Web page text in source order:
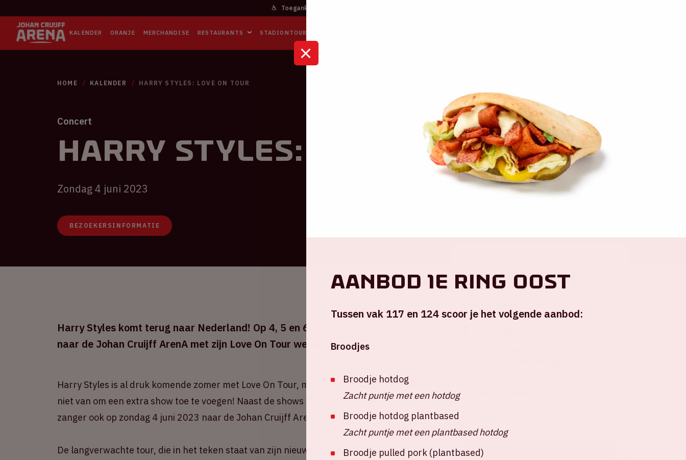
Toegankelijkheid
KALENDER ORANJE MERCHANDISE RESTAURANTS STADIONTOURS
HOME KALENDER HARRY STYLES: LOVE ON TOUR
Concert
Harry Styles: Love On Tour
Zondag 4 juni 2023
BEZOEKERSINFORMATIE
Harry Styles komt terug naar Nederland! Op 4, 5 en 6 juni 2023 komt de zanger
naar de Johan Cruijff ArenA met zijn Love On Tour wereldtournee.
Harry Styles is al druk komende zomer met Love On Tour, maar dat weerhoudt hem er
niet van om een extra show toe te voegen! Naast de shows van 5 en 6 juni 2023, komt de
zanger ook op zondag 4 juni 2023 naar de Johan Cruijff ArenA.
De langverwachte tour, die in het teken staat van zijn nieuwe albumHarry's House, geeft
Aanbod 1e ring Oost
Tussen vak 117 en 124 scoor je het volgende aanbod:
Broodjes
Broodje hotdog
Zacht puntje met een hotdog
Broodje hotdog plantbased
Zacht puntje met een plantbased hotdog
Broodje pulled pork (plantbased)